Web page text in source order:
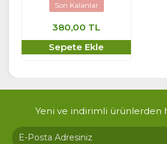
Son Kalanlar
380,00 TL
Sepete Ekle
Yeni ve indirimli ürünlerden